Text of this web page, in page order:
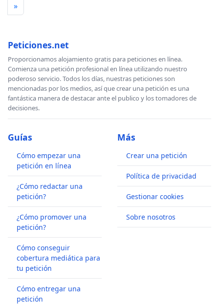
»
Peticiones.net
Proporcionamos alojamiento gratis para peticiones en línea.
Comienza una petición profesional en línea utilizando nuestro
poderoso servicio. Todos los días, nuestras peticiones son
mencionadas por los medios, así que crear una petición es una
fantástica manera de destacar ante el publico y los tomadores de
decisiones.
Guías
Cómo empezar una
petición en línea
¿Cómo redactar una
petición?
¿Cómo promover una
petición?
Cómo conseguir
cobertura mediática para
tu petición
Cómo entregar una
petición
Más
Crear una petición
Política de privacidad
Gestionar cookies
Sobre nosotros